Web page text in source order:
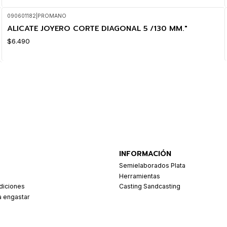
090601182 PROMANO
ALICATE JOYERO CORTE DIAGONAL 5 /130 MM."
$6.490
engastar
INFORMACIÓN
Semielaborados Plata
Herramientas
Casting Sandcasting